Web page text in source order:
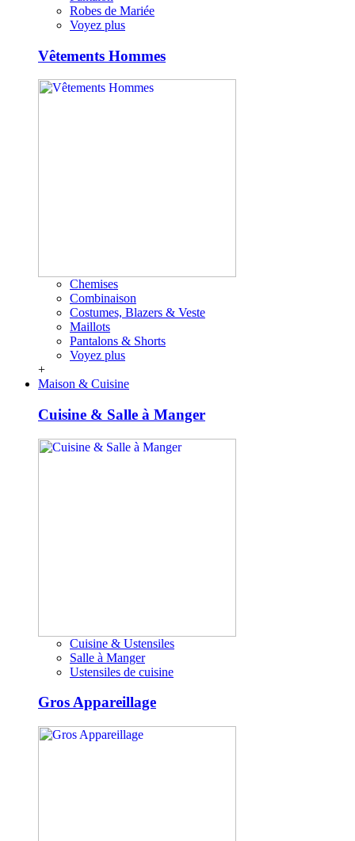
Robes de Mariée
Voyez plus
Vêtements Hommes
Chemises
Combinaison
Costumes, Blazers & Veste
Maillots
Pantalons & Shorts
Voyez plus
+
Maison & Cuisine
Cuisine & Salle à Manger
Cuisine & Ustensiles
Salle à Manger
Ustensiles de cuisine
Gros Appareillage